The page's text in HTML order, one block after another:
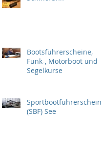
Bootsführerscheine,
Funk-, Motorboot und
Segelkurse
Sportbootführerschein
(SBF) See